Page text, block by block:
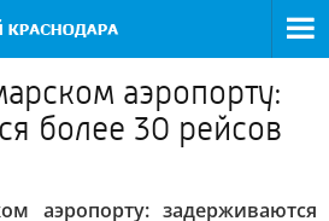
аэропорту:
более 30 рейсов
аэропорту: задерживаются